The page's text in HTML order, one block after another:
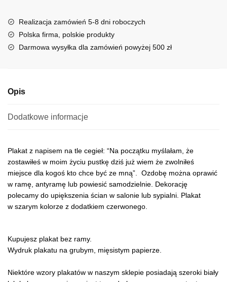
a
t
i
Realizacja zamówień 5-8 dni roboczych
Polska firma, polskie produkty
Darmowa wysyłka dla zamówień powyżej 500 zł
Opis
Dodatkowe informacje
Plakat z napisem na tle cegieł: “Na początku myślałam, że
zostawiłeś w moim życiu pustkę dziś już wiem że zwolniłeś
miejsce dla kogoś kto chce być ze mną”. Ozdobę można oprawić
w ramę, antyramę lub powiesić samodzielnie. Dekorację
polecamy do upiększenia ścian w salonie lub sypialni. Plakat
w szarym kolorze z dodatkiem czerwonego.
Kupujesz plakat bez ramy.
Wydruk plakatu na grubym, mięsistym papierze.
Niektóre wzory plakatów w naszym sklepie posiadają szeroki biały